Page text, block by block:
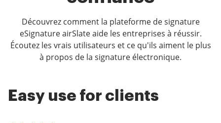
Découvrez comment la plateforme de signature
eSignature airSlate aide les entreprises à réussir.
Écoutez les vrais utilisateurs et ce qu'ils aiment le plus
à propos de la signature électronique.
Easy use for clients
Easy, efficient and
I started using airSlate